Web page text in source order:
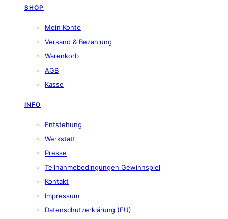
SHOP
Mein Konto
Versand & Bezahlung
Warenkorb
AGB
Kasse
INFO
Entstehung
Werkstatt
Presse
Teilnahmebedingungen Gewinnspiel
Kontakt
Impressum
Datenschutzerklärung (EU)